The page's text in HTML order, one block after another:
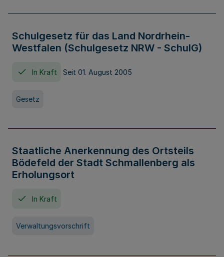
Schulgesetz für das Land Nordrhein-
Westfalen (Schulgesetz NRW - SchulG)
In Kraft Seit 01. August 2005
Gesetz
Staatliche Anerkennung des Ortsteils
Bödefeld der Stadt Schmallenberg als
Erholungsort
In Kraft
Verwaltungsvorschrift